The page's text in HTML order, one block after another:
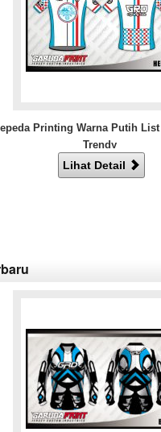
Printing Warna Putih
Trendy
Lihat Detail